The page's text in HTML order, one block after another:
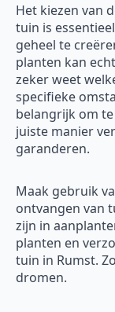
Het kiezen van
tuin is
geheel te
planten kan
zeker weet
specifieke
belangrijk om
juiste manier
garanderen.
Maak gebruik
ontvangen van
zijn in
planten en
tuin in Rumst.
dromen.